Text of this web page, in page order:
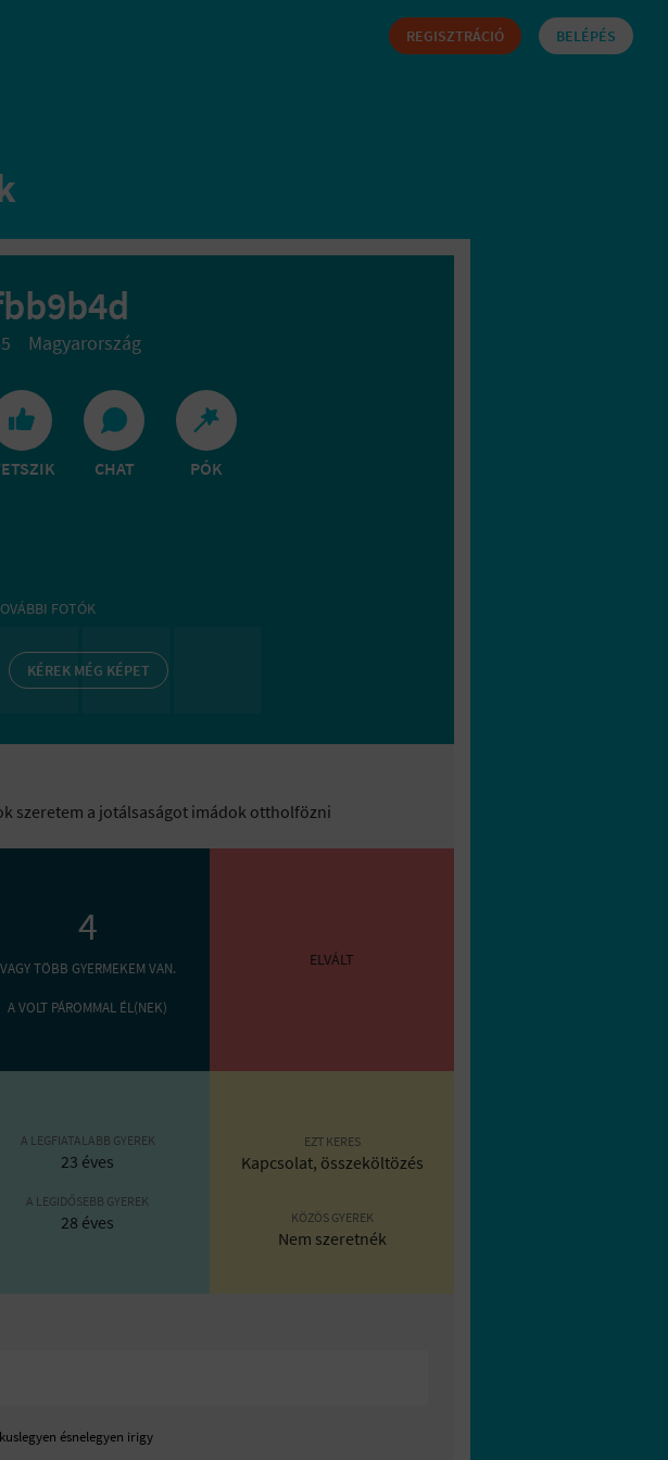
BELÉPÉS
REGISZTRÁCIÓ
Magyarország
CHAT PÓK
FOTÓK
KÉREK MÉG KÉPET
szeretem a jotálsaságot imádok ottholfözni
4
VAGY TÖBB GYERMEKEM VAN.
A VOLT PÁROMMAL ÉL(NEK)
A LEGFIATALABB GYEREK
23 éves
A LEGIDŐSEBB GYEREK
28 éves
ELVÁLT
EZT KERES
Kapcsolat, összeköltözés
KÖZÖS GYEREK
Nem szeretnék
ésnelegyen irigy